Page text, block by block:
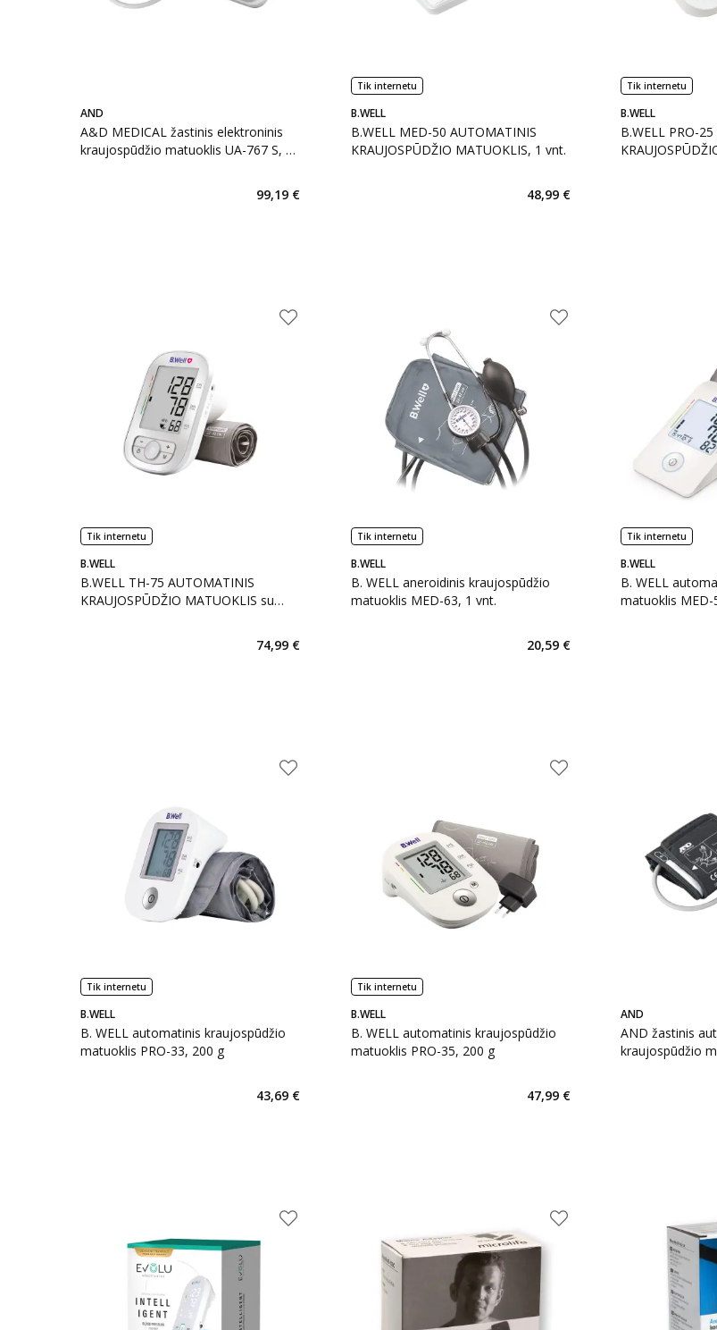
AND
A&D MEDICAL žastinis elektroninis
kraujospūdžio matuoklis UA-767 S, 1
99,19 €
Tik internetu
B.WELL
B.WELL MED-50 AUTOMATINIS
KRAUJOSPŪDŽIO MATUOKLIS, 1 vnt.
48,99 €
Tik internetu
B.WELL
B.WELL PRO-
Tik internetu
B.WELL
B.WELL TH-75 AUTOMATINIS
KRAUJOSPŪDŽIO MATUOKLIS su
74,99 €
Tik internetu
B.WELL
B. WELL aneroidinis kraujospūdžio
matuoklis MED-63, 1 vnt.
20,59 €
Tik internetu
B.WELL
B. WELL
matuoklis MED-
Tik internetu
B.WELL
B. WELL automatinis kraujospūdžio
matuoklis PRO-33, 200 g
43,69 €
Tik internetu
B.WELL
B. WELL automatinis kraujospūdžio
matuoklis PRO-35, 200 g
47,99 €
AND
AND žastinis
kraujospūdžio